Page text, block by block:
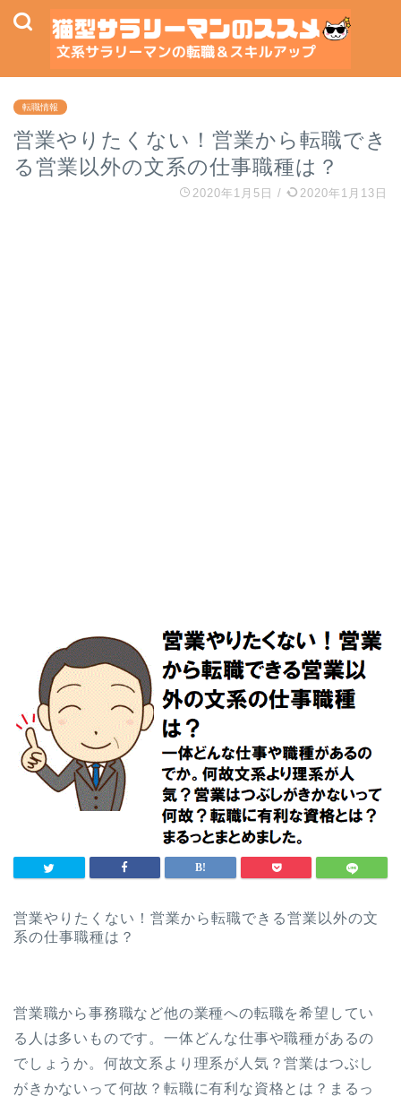
転職情報
営業やりたくない！営業から転職でき
る営業以外の文系の仕事職種は？
2020年1月5日 / 2020年1月13日
営業やりたくない！営業から転職できる営業以外の文
系の仕事職種は？
営業職から事務職など他の業種への転職を希望してい
る人は多いものです。一体どんな仕事や職種があるの
でしょうか。何故文系より理系が人気？営業はつぶし
がきかないって何故？転職に有利な資格とは？まるっ